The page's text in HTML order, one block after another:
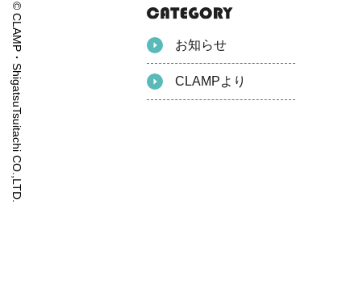
© CLAMP・ShigatsuTsuitachi CO.,LTD. お知らせ
CLAMPより